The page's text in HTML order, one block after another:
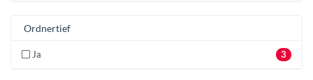
Ordnertief
3
Ja